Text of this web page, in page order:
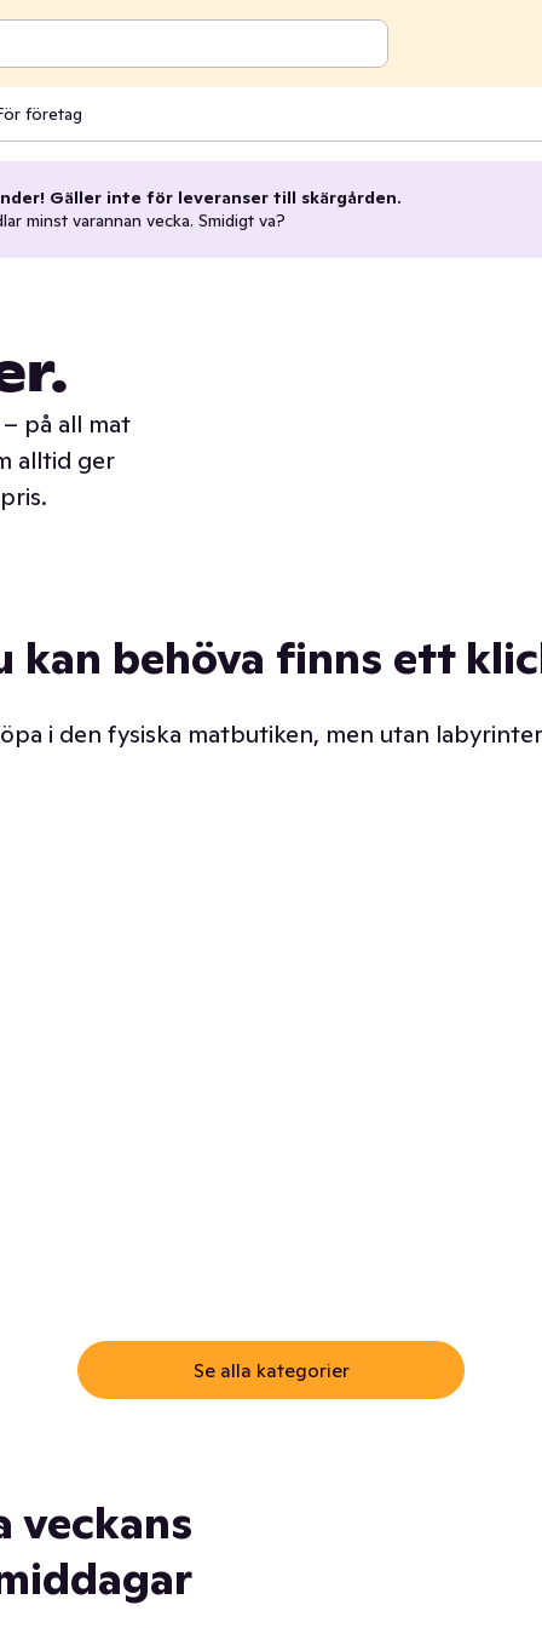
företag
Gäller inte för leveranser till skärgården.
minst varannan vecka. Smidigt va?
på all mat
alltid ger
kan behöva finns ett
i den fysiska matbutiken, men utan
Se alla kategorier
veckans